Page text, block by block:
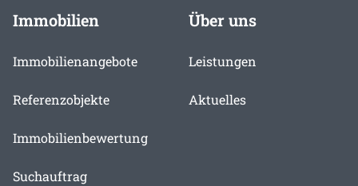
Immobilien
Immobilienangebote
Referenzobjekte
Immobilienbewertung
Suchauftrag
Über uns
Leistungen
Aktuelles